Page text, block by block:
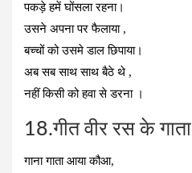
पकड़े हमें घोंसला रहना।
उसने अपना पर फैलाया ,
बच्चों को उसमे डाल छिपाया।
अब सब साथ साथ बैठे थे ,
नहीं किसी को हवा से डरना ।
18.गीत वीर रस के गाता
गाना गाता आया कौआ,